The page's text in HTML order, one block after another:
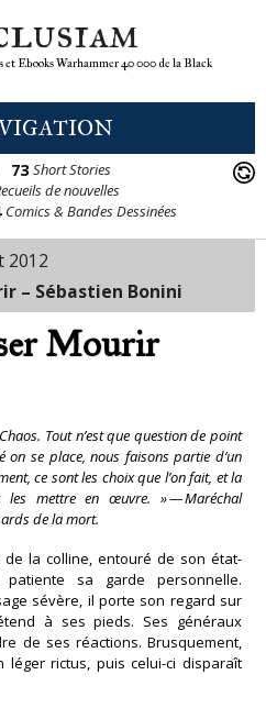
Ebooks Warhammer 40 000 de la Black
73 Short Stories
de nouvelles
Comics & Bandes Dessinées
2012
– Sébastien Bonini
Mourir
Tout n’est que question de point
on se place, nous faisons partie d’un
ce sont les choix que l’on fait, et la
les mettre en œuvre. » — Maréchal
de la mort.
la colline, entouré de son état-
sa garde personnelle.
sévère, il porte son regard sur
à ses pieds. Ses généraux
de ses réactions. Brusquement,
rictus, puis celui-ci disparaît